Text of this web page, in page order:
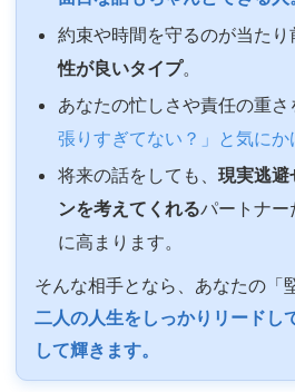
約束や時間を守るのが当たり
性が良いタイプ。
あなたの忙しさや責任の重さ
張りすぎてない？」と気に
将来の話をしても、現実逃避
ンを考えてくれるパートナ
に高まります。
そんな相手となら、あなたの「
二人の人生をしっかりリードし
して輝きます。